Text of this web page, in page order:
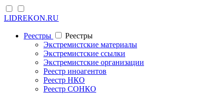
LIDREKON.RU
Реестры
Реестры
Экстремистские материалы
Экстремистские ссылки
Экстремистские организации
Реестр иноагентов
Реестр НКО
Реестр СОНКО